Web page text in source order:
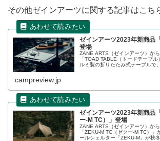
その他ゼインアーツに関する記事はこち
ゼインアーツ2023年新商品
登場
ZANE ARTS（ゼインアーツ）か
「TOAD TABLE（トードテーブ
ルミ製の折りたたみ式テーブルで
campreview.jp
ゼインアーツ2023年新商品
ー-M TC）」登場
ZANE ARTS（ゼインアーツ）か
「ZEKU-M TC（ゼクー-M TC）
ールシェルター「ZEKU-M」が秋